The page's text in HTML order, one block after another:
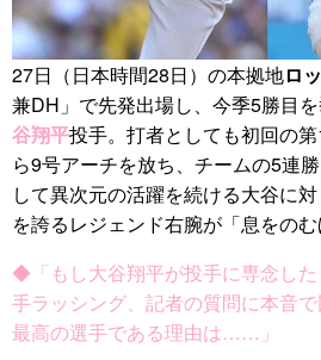
27日（日本時間28日）の本拠地ロ
兼DH」で先発出場し、今季5勝目
谷翔平投手。打者としても初回の
ら9号アーチを放ち、チームの5連
して異次元の活躍を続ける大谷に
を誇るレジェンド右腕が「息をのむ
◆「もし大谷翔平が投手に専念し
手ラッシング、記者の質問に本音
最高の選手である理由は……」